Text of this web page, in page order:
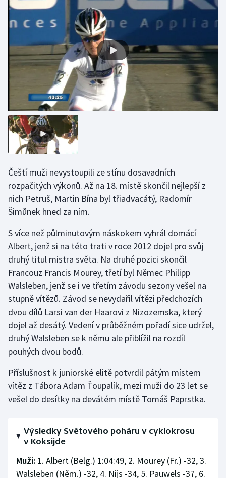
Olympijské hry
Parasport
Plavání
Plážový volejbal
Ragby
Rychlostní kanoistika
Short track
Sportovní střelba
Stolní tenis
Triatlon
Veslování
Vodní slalom
Volejbal
Ostatní
Čeští muži nevystoupili ze stínu dosavadních
rozpačitých výkonů. Až na 18. místě skončil nejlepší z
nich Petruš, Martin Bína byl třiadvacátý, Radomír
Šimůnek hned za ním.
S více než půlminutovým náskokem vyhrál domácí
Albert, jenž si na této trati v roce 2012 dojel pro svůj
druhý titul mistra světa. Na druhé pozici skončil
Francouz Francis Mourey, třetí byl Němec Philipp
Walsleben, jenž se i ve třetím závodu sezony vešel na
stupně vítězů. Závod se nevydařil vítězi předchozích
dvou dílů Larsi van der Haarovi z Nizozemska, který
dojel až desátý. Vedení v průběžném pořadí sice udržel,
druhý Walsleben se k němu ale přiblížil na rozdíl
pouhých dvou bodů.
Příslušnost k juniorské elitě potvrdil pátým místem
vítěz z Tábora Adam Ťoupalík, mezi muži do 23 let se
vešel do desítky na devátém místě Tomáš Paprstka.
Výsledky Světového poháru v cyklokrosu
v Koksijde
Muži: 1. Albert (Belg.) 1:04:49, 2. Mourey (Fr.) -32, 3.
Walsleben (Něm.) -32, 4. Nijs -34, 5. Pauwels -37, 6.